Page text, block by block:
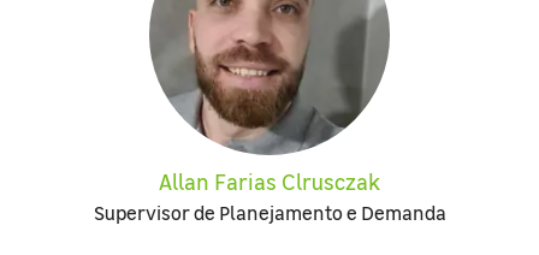
Allan Farias Clrusczak
Supervisor de Planejamento e Demanda